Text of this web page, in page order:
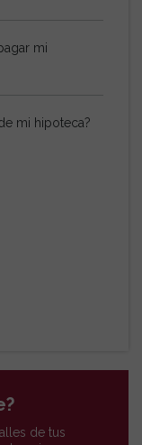
mi
mi hipoteca?
de tus